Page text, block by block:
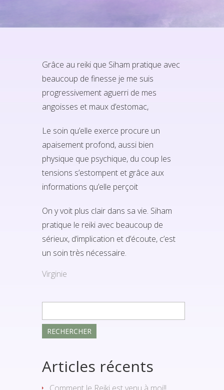
Grâce au reiki que Siham pratique avec
beaucoup de finesse je me suis
progressivement aguerri de mes
angoisses et maux d’estomac,
Le soin qu’elle exerce procure un
apaisement profond, aussi bien
physique que psychique, du coup les
tensions s’estompent et grâce aux
informations qu’elle perçoit
On y voit plus clair dans sa vie. Siham
pratique le reiki avec beaucoup de
sérieux, d’implication et d’écoute, c’est
un soin très nécessaire.
Virginie
Rechercher :
Articles récents